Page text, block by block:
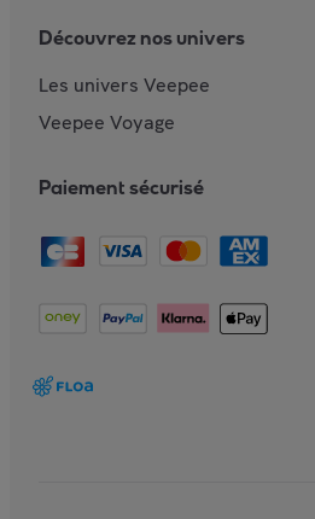
Découvrez nos univers
Les univers Veepee
Veepee Voyage
Paiement sécurisé